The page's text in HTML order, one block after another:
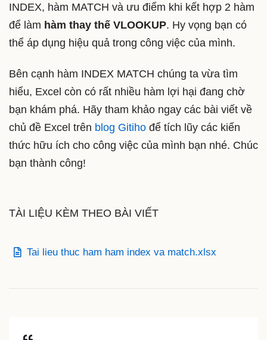
INDEX, hàm MATCH và ưu điểm khi kết hợp 2 hàm
để làm hàm thay thế VLOOKUP. Hy vọng bạn có
thể áp dụng hiệu quả trong công việc của mình.
Bên cạnh hàm INDEX MATCH chúng ta vừa tìm
hiểu, Excel còn có rất nhiều hàm lợi hại đang chờ
bạn khám phá. Hãy tham khảo ngay các bài viết về
chủ đề Excel trên blog Gitiho để tích lũy các kiến
thức hữu ích cho công việc của mình bạn nhé. Chúc
bạn thành công!
TÀI LIỆU KÈM THEO BÀI VIẾT
Tai lieu thuc ham ham index va match.xlsx